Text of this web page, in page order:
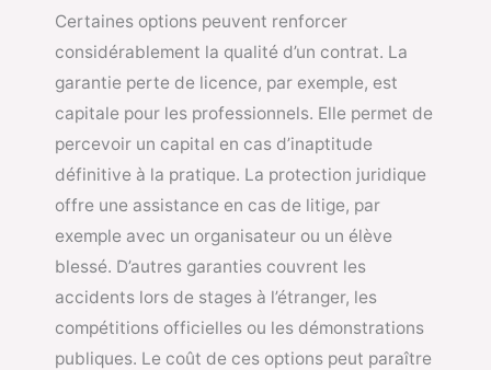
Certaines options peuvent renforcer
considérablement la qualité d’un contrat. La
garantie perte de licence, par exemple, est
capitale pour les professionnels. Elle permet de
percevoir un capital en cas d’inaptitude
définitive à la pratique. La protection juridique
offre une assistance en cas de litige, par
exemple avec un organisateur ou un élève
blessé. D’autres garanties couvrent les
accidents lors de stages à l’étranger, les
compétitions officielles ou les démonstrations
publiques. Le coût de ces options peut paraître